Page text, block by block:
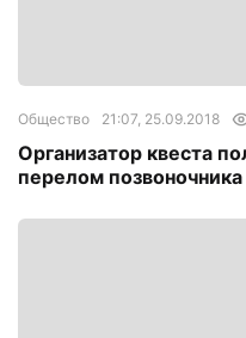
Общество 21:07, 25.09.2018
Организатор квеста
перелом позвоночника